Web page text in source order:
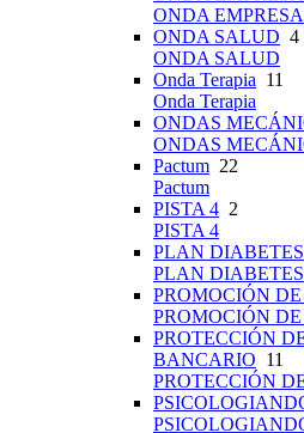
ONDA
ONDA SALUD 4
ONDA SALUD
Onda Terapia 11
Onda Terapia
ONDAS
ONDAS
Pactum 22
Pactum
PISTA 4 2
PISTA 4
PLAN DIABETES
PLAN DIABETES
PROMOCIÓN
PROMOCIÓN
PROTECCIÓN
BANCARIO 11
PROTECCIÓN